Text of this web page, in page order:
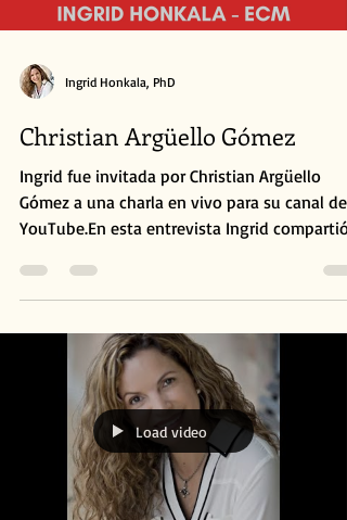
Ingrid Honkala, PhD
Christian Argüello Gómez
Ingrid fue invitada por Christian Argüello
Gómez a una charla en vivo para su canal de
YouTube.En esta entrevista Ingrid compartió
Load video